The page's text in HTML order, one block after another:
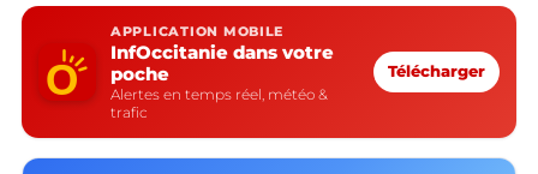
APPLICATION MOBILE
InfOccitanie dans votre
poche
Alertes en temps réel, météo &
trafic
Télécharger